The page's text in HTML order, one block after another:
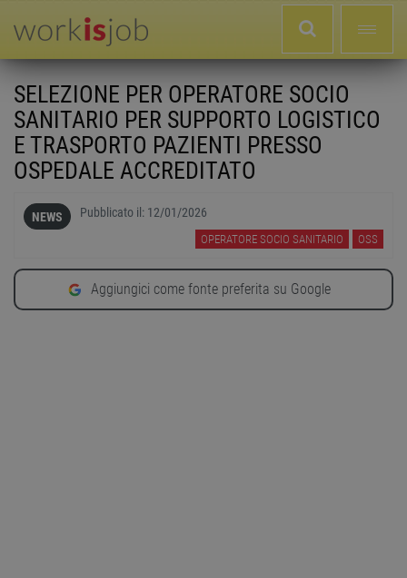
SELEZIONE PER OPERATORE SOCIO
SANITARIO PER SUPPORTO LOGISTICO
E TRASPORTO PAZIENTI PRESSO
OSPEDALE ACCREDITATO
NEWS Pubblicato il: 12/01/2026
OPERATORE SOCIO SANITARIO OSS
Aggiungici come fonte preferita su Google